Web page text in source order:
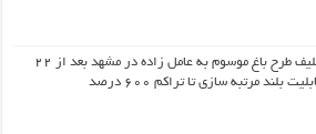
تعیین تکلیف طرح باغ موسوم به عامل زاده در مشهد بعد از ۲۲
بلند مرتبه سازی تا تراکم ۶۰۰ درصد